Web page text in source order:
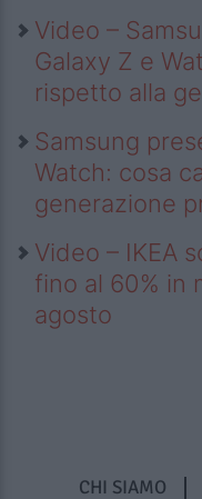
Video –
Galaxy Z e
rispetto alla
Samsung
Watch: cosa
generazione
Video – IKEA
fino al 60% in
agosto
CHI SIAMO